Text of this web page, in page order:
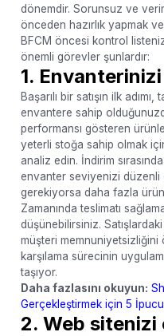
dönemdir. Sorunsuz ve
önceden hazırlık yapmak
BFCM öncesi kontrol
önemli görevler şunlardır:
1. Envanterinizi
Başarılı bir satışın ilk
envantere sahip
performansı gösteren
yeterli stoğa sahip olmak
analiz edin. İndirim
envanter seviyenizi
gerekiyorsa daha fazla
Zamanında teslimatı
düşünebilirsiniz.
müşteri
karşılama sürecinin
taşıyor.
Daha fazlasını okuyun:
Gerçekleştirmek için 5 İpucu
2. Web sitenizi